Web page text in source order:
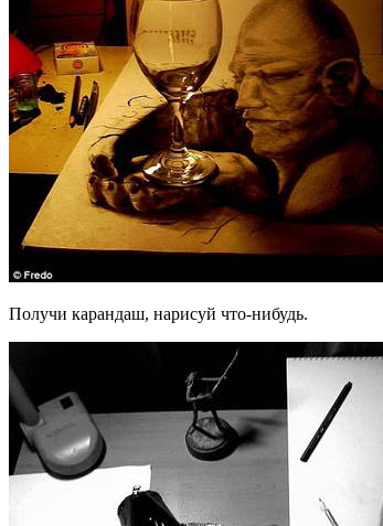
Получи карандаш, нарисуй что-нибудь.